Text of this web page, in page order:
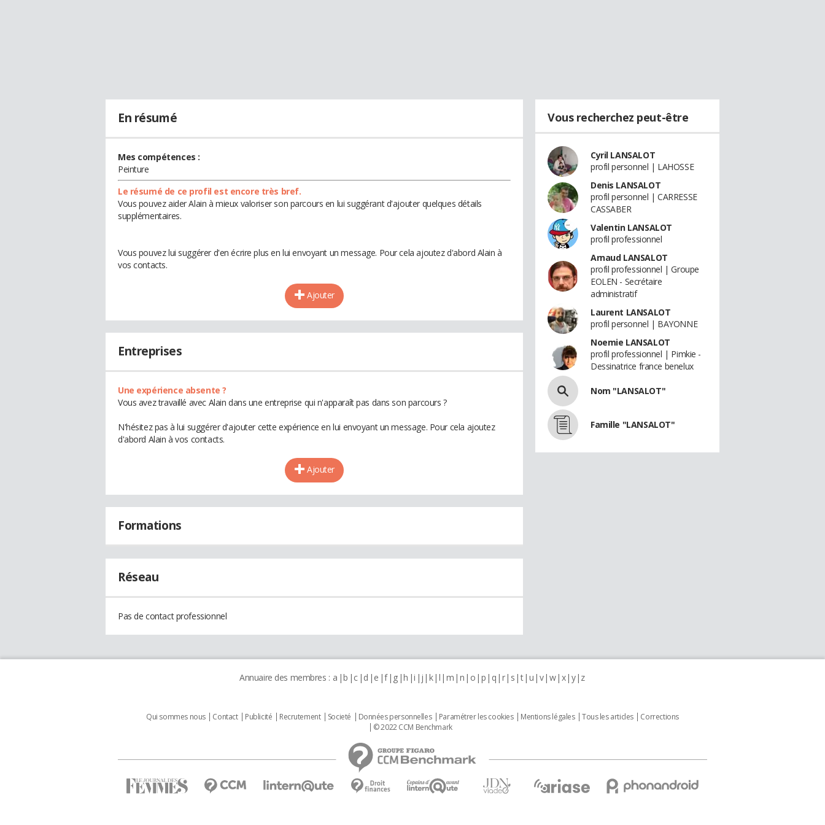
En résumé
Mes compétences :
Peinture
Le résumé de ce profil est encore très bref.
Vous pouvez aider Alain à mieux valoriser son parcours en lui suggérant d'ajouter quelques détails
supplémentaires.
Vous pouvez lui suggérer d'en écrire plus en lui envoyant un message. Pour cela ajoutez d'abord Alain à
vos contacts.
Ajouter
Entreprises
Une expérience absente ?
Vous avez travaillé avec Alain dans une entreprise qui n'apparaît pas dans son parcours ?
N'hésitez pas à lui suggérer d'ajouter cette expérience en lui envoyant un message. Pour cela ajoutez
d'abord Alain à vos contacts.
Ajouter
Formations
Réseau
Pas de contact professionnel
Vous recherchez peut-être
Cyril LANSALOT
profil personnel | LAHOSSE
Denis LANSALOT
profil personnel | CARRESSE
CASSABER
Valentin LANSALOT
profil professionnel
Arnaud LANSALOT
profil professionnel | Groupe
EOLEN - Secrétaire
administratif
Laurent LANSALOT
profil personnel | BAYONNE
Noemie LANSALOT
profil professionnel | Pimkie -
Dessinatrice france benelux
Nom "LANSALOT"
Famille "LANSALOT"
Annuaire des membres : a b c d e f g h i j k l m n o p q r s t u v w x y z
Qui sommes nous Contact Publicité Recrutement Societé Données personnelles Paramétrer les cookies Mentions légales Tous les articles
Corrections
© 2022 CCM Benchmark